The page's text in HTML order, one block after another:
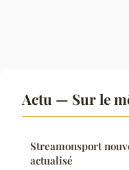
Actu — Sur le
Streamonsport
actualisé